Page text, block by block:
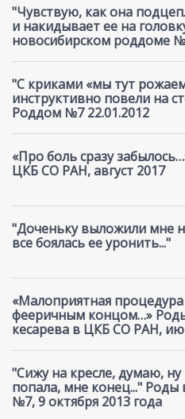
"Чувствую, как она
и накидывает ее на
новосибирском роддоме
"С криками «мы тут
инструктивно повели на
Роддом №7 22.01.2012
«Про боль сразу
ЦКБ СО РАН, август 2017
"Доченьку выложили мне
все боялась ее уронить..."
«Малоприятная процедура
фееричным концом…»
кесарева в ЦКБ СО РАН,
"Сижу на кресле, думаю, ну
попала, мне конец..."
№7, 9 октября 2013 года